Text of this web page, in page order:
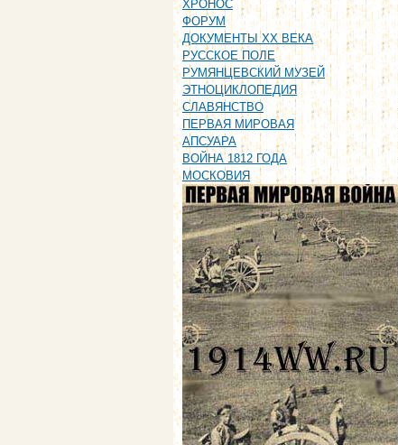
ХРОНОС
ФОРУМ
ДОКУМЕНТЫ XX ВЕКА
РУССКОЕ ПОЛЕ
РУМЯНЦЕВСКИЙ МУЗЕЙ
ЭТНОЦИКЛОПЕДИЯ
СЛАВЯНСТВО
ПЕРВАЯ МИРОВАЯ
АПСУАРА
ВОЙНА 1812 ГОДА
МОСКОВИЯ